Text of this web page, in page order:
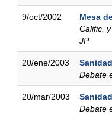
9/oct/2002
Mesa
Calific.
JP
20/ene/2003
Debate
20/mar/2003
Debate